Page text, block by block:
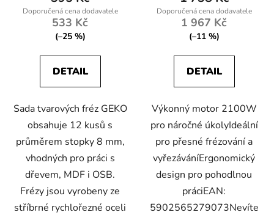
533 Kč
(–25 %)
DETAIL
Sada tvarových fréz GEKO
obsahuje 12 kusů s
průměrem stopky 8 mm,
vhodných pro práci s
dřevem, MDF i OSB.
Frézy jsou vyrobeny ze
stříbrné rychlořezné oceli
1 967 Kč
(–11 %)
DETAIL
Výkonný motor 2100W
pro náročné úkolyIdeální
pro přesné frézování a
vyřezáváníErgonomický
design pro pohodlnou
práciEAN:
5902565279073Nevíte